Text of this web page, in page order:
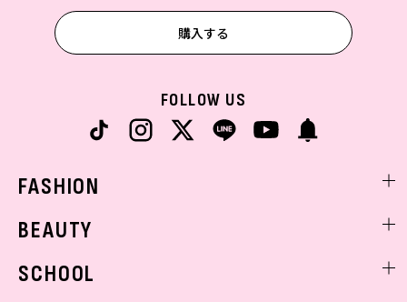
購入する
FOLLOW US
FASHION
着回し
BEAUTY
SCHOOL